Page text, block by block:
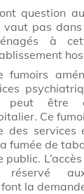
question
pas dans
à
fumoirs
peut être
Ce
des services
fumée de
public.
réservé
la